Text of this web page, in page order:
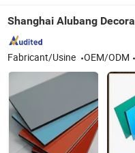
Shanghai Alubang
Fabricant/Usine OEM/ODM